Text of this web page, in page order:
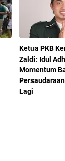
Ketua PKB
Zaldi: Idul
Momentum
Lagi